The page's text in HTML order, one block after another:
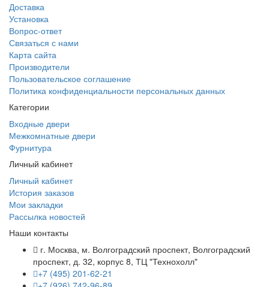
Доставка
Установка
Вопрос-ответ
Связаться с нами
Карта сайта
Производители
Пользовательское соглашение
Политика конфиденциальности персональных данных
Категории
Входные двери
Межкомнатные двери
Фурнитура
Личный кабинет
Личный кабинет
История заказов
Мои закладки
Рассылка новостей
Наши контакты
г. Москва, м. Волгоградский проспект, Волгоградский
проспект, д. 32, корпус 8, ТЦ "Технохолл"
+7 (495) 201-62-21